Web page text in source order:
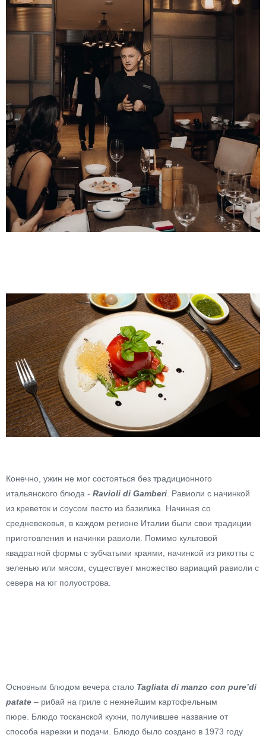
Конечно, ужин не мог состояться без традиционного
итальянского блюда - Ravioli di Gamberi . Равиоли с начинкой
из креветок и соусом песто из базилика. Начиная со
средневековья, в каждом регионе Италии были свои традиции
приготовления и начинки равиоли. Помимо культовой
квадратной формы с зубчатыми краями, начинкой из рикотты с
зеленью или мясом, существует множество вариаций равиоли с
севера на юг полуострова.
Основным блюдом вечера стало Tagliata di manzo con pure’di
patate – рибай на гриле с нежнейшим картофельным
пюре. Блюдо тосканской кухни, получившее название от
способа нарезки и подачи. Блюдо было создано в 1973 году